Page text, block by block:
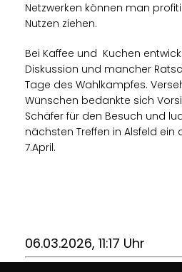
Netzwerken können man
Nutzen ziehen.
Bei Kaffee und Kuchen
Diskussion und mancher
Tage des Wahlkampfes.
Wünschen bedankte sich
Schäfer für den Besuch und
nächsten Treffen in Alsfeld
7.April.
06.03.2026, 11:17 Uhr